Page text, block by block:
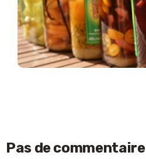
Pas de commentaire